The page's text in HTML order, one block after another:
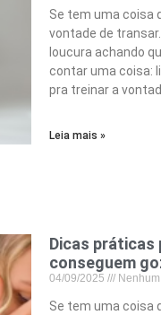
Se tem uma coisa
vontade de
loucura achando
contar uma coisa:
pra treinar a
Leia mais »
Dicas práticas
conseguem
04/09/2025 Nenhum
Se tem uma coisa